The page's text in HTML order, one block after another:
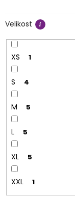
Velikost
XS 1
S 4
M 5
L 5
XL 5
XXL 1